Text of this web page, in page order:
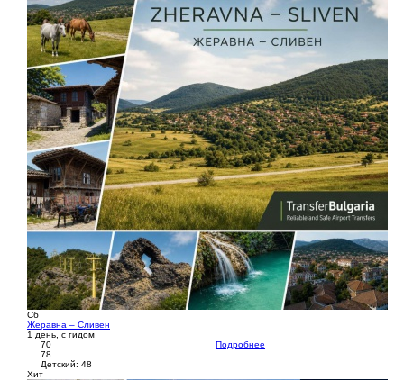
Сб
Жеравна – Сливен
1 день, с гидом
70
78
Детский: 48
Подробнее
Хит